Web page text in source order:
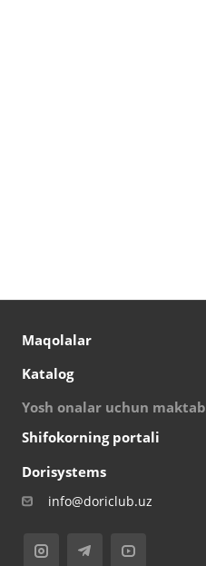
Maqolalar
Katalog
Yosh onalar uchun maktab
Shifokorning portali
Dorisystems
info@doriclub.uz